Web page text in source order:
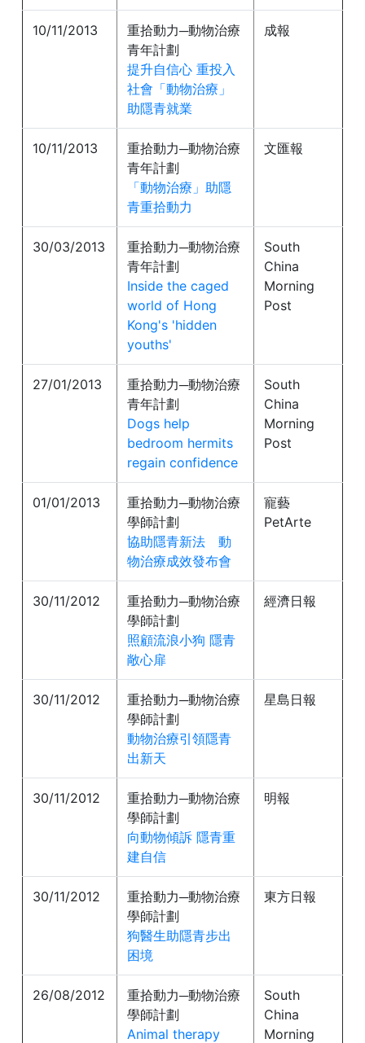
10/11/2013
重拾動力─動物治療
青年計劃
提升自信心 重投入
社會「動物治療」
助隱青就業
成報
10/11/2013
重拾動力─動物治療
青年計劃
「動物治療」助隱
青重拾動力
文匯報
30/03/2013
重拾動力─動物治療
青年計劃
Inside the caged
world of Hong
Kong's 'hidden
youths'
South
China
Morning
Post
27/01/2013
重拾動力─動物治療
青年計劃
Dogs help
bedroom hermits
regain confidence
South
China
Morning
Post
01/01/2013
重拾動力─動物治療
學師計劃
協助隱青新法 動
物治療成效發布會
寵藝
PetArte
30/11/2012
重拾動力─動物治療
學師計劃
照顧流浪小狗 隱青
敞心扉
經濟日報
30/11/2012
重拾動力─動物治療
學師計劃
動物治療引領隱青
出新天
星島日報
30/11/2012
重拾動力─動物治療
學師計劃
向動物傾訴 隱青重
建自信
明報
30/11/2012
重拾動力─動物治療
學師計劃
狗醫生助隱青步出
困境
東方日報
26/08/2012
重拾動力─動物治療
學師計劃
Animal therapy
South
China
Morning